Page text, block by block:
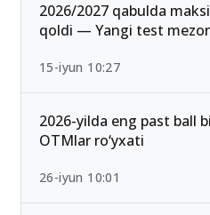
2026/2027 qabulda
qoldi — Yangi test
15-iyun 10:27
2026-yilda eng past ball
OTMlar ro‘yxati
26-iyun 10:01